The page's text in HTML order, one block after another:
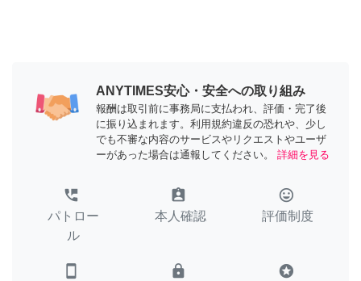
ANYTIMES安心・安全への取り組み
報酬は取引前に事務局に支払われ、評価・完了後
に振り込まれます。利用規約違反の恐れや、少し
でも不審な内容のサービスやリクエストやユーザ
ーがあった場合は通報してください。
詳細を見る
perm_phone_msg
パトロー
ル
assignment_ind
本人確認
tag_faces
評価制度
smartphone lock stars